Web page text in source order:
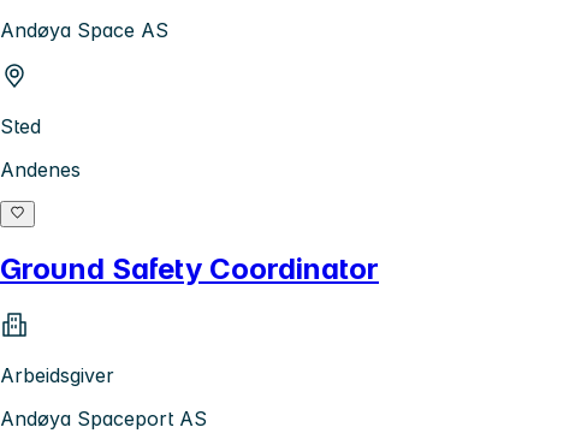
Andøya Space AS
Sted
Andenes
Ground Safety Coordinator
Arbeidsgiver
Andøya Spaceport AS